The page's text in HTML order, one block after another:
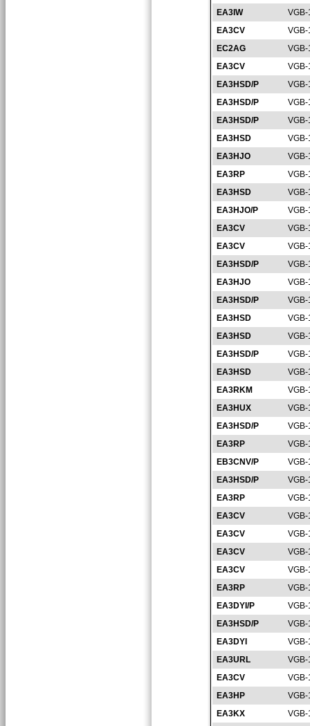
EA3IW
EA3CV
EC2AG
EA3CV
EA3HSD/P
EA3HSD/P
EA3HSD/P
EA3HSD
EA3HJO
EA3RP
EA3HSD
EA3HJO/P
EA3CV
EA3CV
EA3HSD/P
EA3HJO
EA3HSD/P
EA3HSD
EA3HSD
EA3HSD/P
EA3HSD
EA3RKM
EA3HUX
EA3HSD/P
EA3RP
EB3CNV/P
EA3HSD/P
EA3RP
EA3CV
EA3CV
EA3CV
EA3CV
EA3RP
EA3DYI/P
EA3HSD/P
EA3DYI
EA3URL
EA3CV
EA3HP
EA3KX